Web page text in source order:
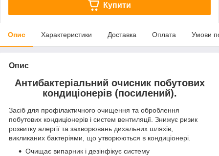
Купити
Опис Характеристики Доставка Оплата Умови
Опис
Антибактеріальний очисник побутових
кондиціонерів (посилений).
Засіб для профілактичного очищення та оброблення
побутових кондиціонерів і систем вентиляції. Знижує ризик
розвитку алергії та захворювань дихальних шляхів,
викликаних бактеріями, що утворюються в кондиціонері.
Очищає випарник і дезінфікує систему